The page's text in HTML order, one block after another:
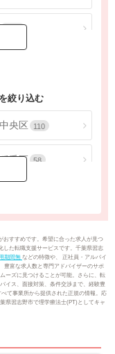
絞り込む
央区 110
毛区 58
176
20
おすすめです。希望に合った求人が見つ
した転職支援サービスです。千葉県習志
期間無 などの特徴や、 正社員・アルバイ
豊富な求人数と専門アドバイザーのサポ
ーズに見つけることが可能。さらに、転
イス、面接対策、条件交渉まで、経験豊
て事業所から提供された正規の情報。応
県習志野市で理学療法士(PT)としてキャ